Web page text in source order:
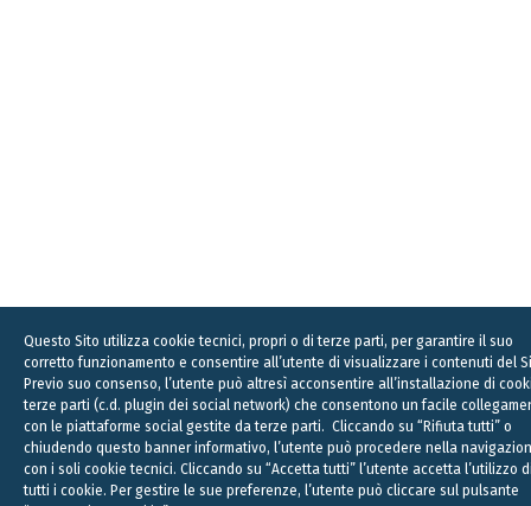
Questo Sito utilizza cookie tecnici, propri o di terze parti, per garantire il suo
corretto funzionamento e consentire all’utente di visualizzare i contenuti del
Previo suo consenso, l’utente può altresì acconsentire all’installazione di
terze parti (c.d. plugin dei social network) che consentono un facile
con le piattaforme social gestite da terze parti. Cliccando su “Rifiuta tutti” o
chiudendo questo banner informativo, l’utente può procedere nella
con i soli cookie tecnici. Cliccando su “Accetta tutti” l’utente accetta l’utilizzo
tutti i cookie. Per gestire le sue preferenze, l’utente può cliccare sul pulsante